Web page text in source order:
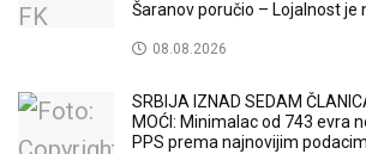
Šaranov poručio – Lojalnost je
08.08.2026
SRBIJA IZNAD SEDAM
MOĆI: Minimalac od 743 evra
PPS prema najnovijim